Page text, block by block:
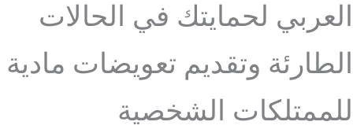
العربي لحمايتك في الحالات
الطارئة وتقديم تعويضات مادية
للممتلكات الشخصية